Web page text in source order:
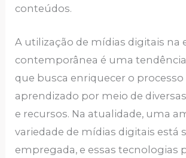
conteúdos.
A utilização de mídias digitais na
contemporânea é uma
que busca enriquecer o processo
aprendizado por meio de
e recursos. Na atualidade, uma
variedade de mídias digitais está
empregada, e essas tecnologias